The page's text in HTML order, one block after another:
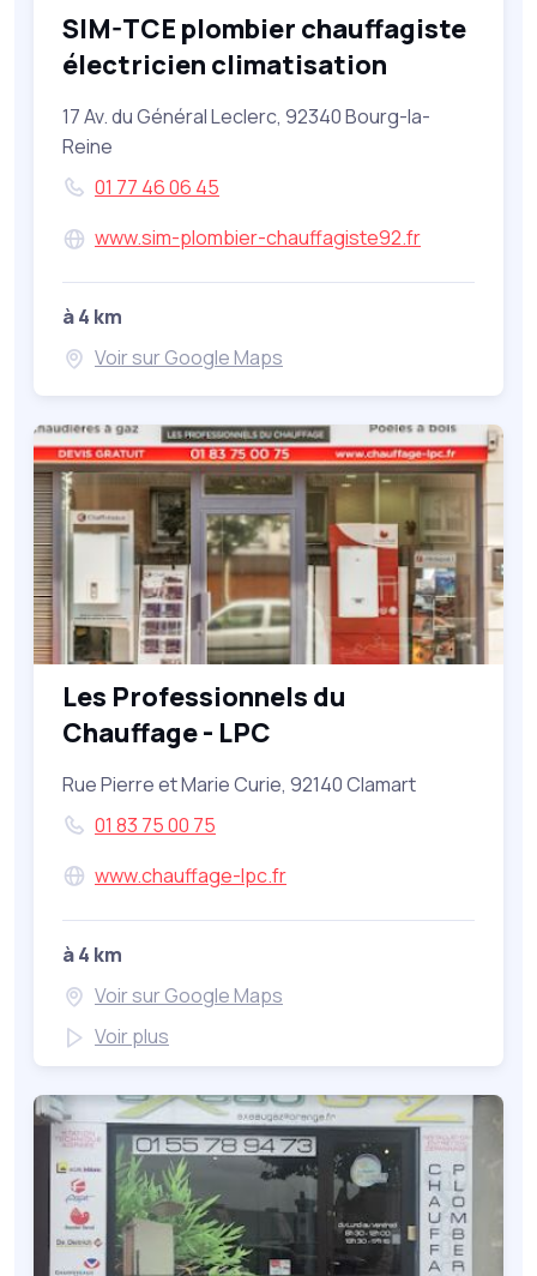
SIM-TCE plombier chauffagiste
électricien climatisation
17 Av. du Général Leclerc, 92340 Bourg-la-
Reine
01 77 46 06 45
www.sim-plombier-chauffagiste92.fr
à 4 km
Voir sur Google Maps
Les Professionnels du
Chauffage - LPC
Rue Pierre et Marie Curie, 92140 Clamart
01 83 75 00 75
www.chauffage-lpc.fr
à 4 km
Voir sur Google Maps
Voir plus